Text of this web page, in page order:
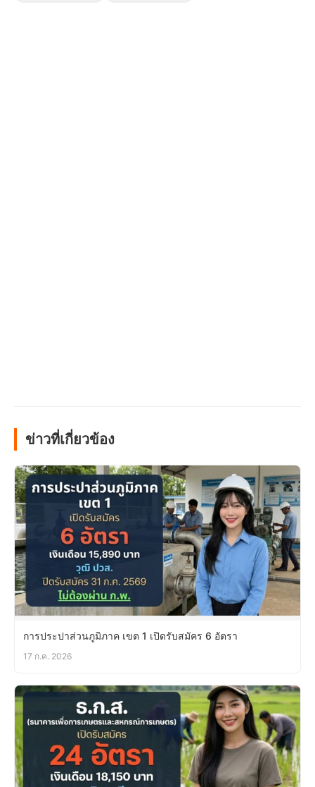
ข่าวที่เกี่ยวข้อง
การประปาส่วนภูมิภาค เขต 1 เปิดรับสมัคร 6 อัตรา
17 ก.ค. 2026